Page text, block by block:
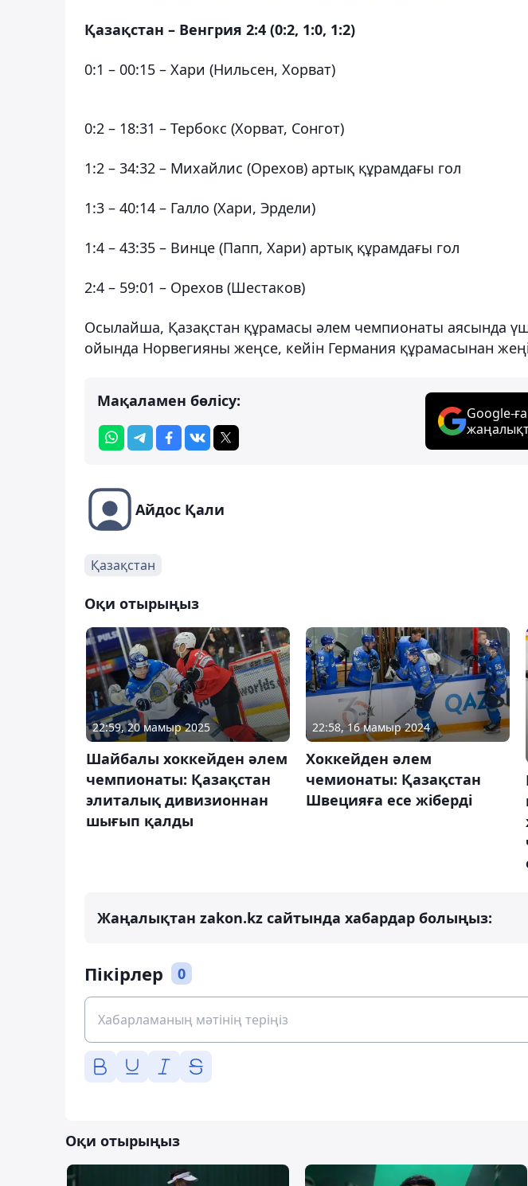
Қазақстан – Венгрия 2:4 (0:2, 1:0, 1:2)
0:1 – 00:15 – Хари (Нильсен, Хорват)
0:2 – 18:31 – Тербокс (Хорват, Сонгот)
1:2 – 34:32 – Михайлис (Орехов) артық құрамдағы гол
1:3 – 40:14 – Галло (Хари, Эрдели)
1:4 – 43:35 – Винце (Папп, Хари) артық құрамдағы гол
2:4 – 59:01 – Орехов (Шестаков)
Осылайша, Қазақстан құрамасы әлем чемпионаты аясында үш
ойында Норвегияны жеңсе, кейін Германия құрамасынан
Мақаламен бөлісу:
Google-
Айдос Қали
Қазақстан
Оқи отырыңыз
22:59, 20 мамыр 2025
Шайбалы хоккейден әлем
чемпионаты: Қазақстан
элиталық дивизионнан
шығып қалды
22:58, 16 мамыр 2024
Хоккейден әлем
чемионаты: Қазақстан
Швецияға есе жіберді
Жаңалықтан zakon.kz сайтында хабардар болыңыз:
Пікірлер 0
Оқи отырыңыз